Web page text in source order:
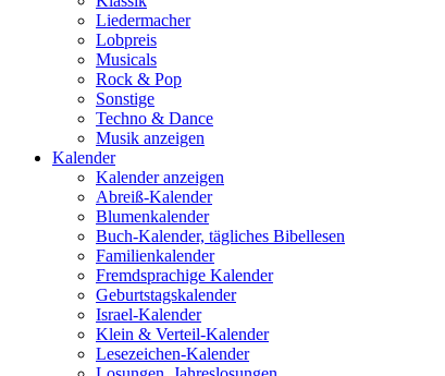
Liedermacher
Lobpreis
Musicals
Rock & Pop
Sonstige
Techno & Dance
Musik anzeigen
Kalender
Kalender anzeigen
Abreiß-Kalender
Blumenkalender
Buch-Kalender, tägliches Bibellesen
Familienkalender
Fremdsprachige Kalender
Geburtstagskalender
Israel-Kalender
Klein & Verteil-Kalender
Lesezeichen-Kalender